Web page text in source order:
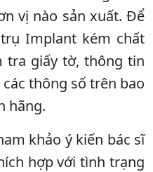
vị nào sản xuất. Để
Implant kém chất
tra giấy tờ, thông tin
thông số trên bao
hãng.
khảo ý kiến bác sĩ
hợp với tình trạng